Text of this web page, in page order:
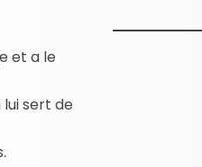
et a le
sert de